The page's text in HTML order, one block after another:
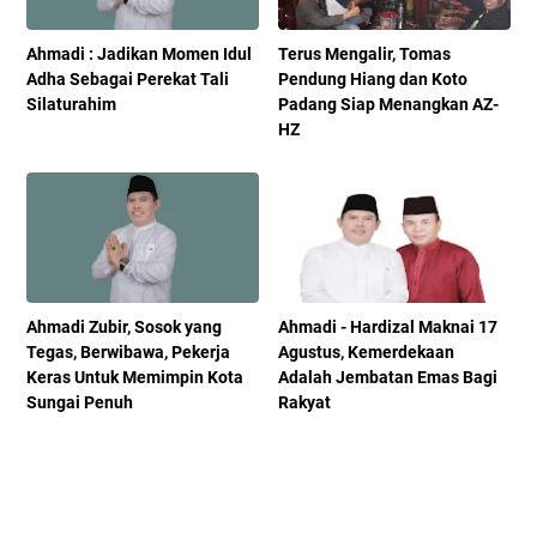
Ahmadi : Jadikan Momen Idul
Adha Sebagai Perekat Tali
Silaturahim
Terus Mengalir, Tomas
Pendung Hiang dan Koto
Padang Siap Menangkan AZ-
HZ
Ahmadi Zubir, Sosok yang
Tegas, Berwibawa, Pekerja
Keras Untuk Memimpin Kota
Sungai Penuh
Ahmadi - Hardizal Maknai 17
Agustus, Kemerdekaan
Adalah Jembatan Emas Bagi
Rakyat